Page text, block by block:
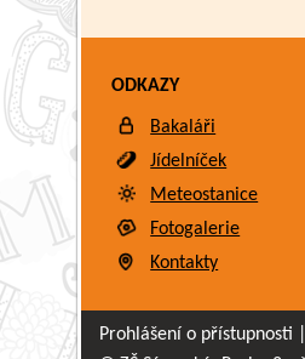
ODKAZY
Bakaláři
Jídelníček
Meteostanice
Fotogalerie
Kontakty
Prohlášení o přístupnosti